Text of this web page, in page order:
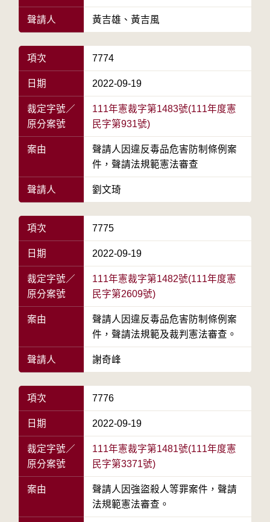
聲請人 黃吉雄、黃吉風
項次 7774
日期 2022-09-19
裁定字號／
原分案號
111年憲裁字第1483號(111年度憲
民字第931號)
案由
聲請人因違反毒品危害防制條例案
件，聲請法規範憲法審查
聲請人 劉文琦
項次 7775
日期 2022-09-19
裁定字號／
原分案號
111年憲裁字第1482號(111年度憲
民字第2609號)
案由
聲請人因違反毒品危害防制條例案
件，聲請法規範及裁判憲法審查。
聲請人 謝奇峰
項次 7776
日期 2022-09-19
裁定字號／
原分案號
111年憲裁字第1481號(111年度憲
民字第3371號)
案由
聲請人因強盜殺人等罪案件，聲請
法規範憲法審查。